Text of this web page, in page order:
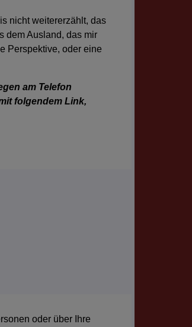
nicht weitererzählt, das
dem Ausland, das mir
Perspektive, oder eine
am Telefon
folgendem Link,
oder über Ihre